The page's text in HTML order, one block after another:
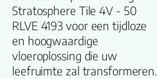
Stratosphere Tile 4V - 50
RLVE 4193 voor een tijdloze
en hoogwaardige
vloeroplossing die uw
leefruimte zal transformeren.